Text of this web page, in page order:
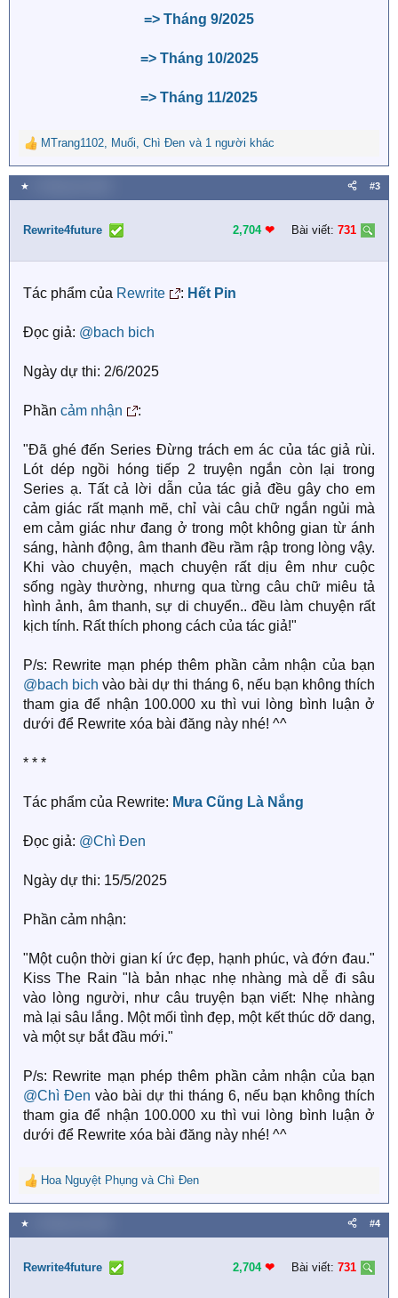
=> Tháng 9/2025
=> Tháng 10/2025
=> Tháng 11/2025
R
e
a
c
i
n
:
MTrang1102, Muối, Chì Đen và 1 người khác
★ #3
Rewrite4future 2,704 ❤︎ Bài viết: 731
Tác phẩm của Rewrite : Hết Pin
Đọc giả: @bach bich
Ngày dự thi: 2/6/2025
Phần cảm nhận :
"Đã ghé đến Series Đừng trách em ác của tác giả rùi.
Lót dép ngồi hóng tiếp 2 truyện ngắn còn lại trong
Series ạ. Tất cả lời dẫn của tác giả đều gây cho em
cảm giác rất mạnh mẽ, chỉ vài câu chữ ngắn ngủi mà
em cảm giác như đang ở trong một không gian từ ánh
sáng, hành động, âm thanh đều rầm rập trong lòng vậy.
Khi vào chuyện, mạch chuyện rất dịu êm như cuộc
sống ngày thường, nhưng qua từng câu chữ miêu tả
hình ảnh, âm thanh, sự di chuyển.. đều làm chuyện rất
kịch tính. Rất thích phong cách của tác giả!"
P/s: Rewrite mạn phép thêm phần cảm nhận của bạn
@bach bich vào bài dự thi tháng 6, nếu bạn không thích
tham gia để nhận 100.000 xu thì vui lòng bình luận ở
dưới để Rewrite xóa bài đăng này nhé! ^^
* * *
Tác phẩm của Rewrite: Mưa Cũng Là Nắng
Đọc giả: @Chì Đen
Ngày dự thi: 15/5/2025
Phần cảm nhận:
"Một cuộn thời gian kí ức đẹp, hạnh phúc, và đớn đau."
Kiss The Rain "là bản nhạc nhẹ nhàng mà dễ đi sâu
vào lòng người, như câu truyện bạn viết: Nhẹ nhàng
mà lại sâu lắng. Một mối tình đẹp, một kết thúc dỡ dang,
và một sự bắt đầu mới."
P/s: Rewrite mạn phép thêm phần cảm nhận của bạn
@Chì Đen vào bài dự thi tháng 6, nếu bạn không thích
tham gia để nhận 100.000 xu thì vui lòng bình luận ở
dưới để Rewrite xóa bài đăng này nhé! ^^
R
e
a
c
i
Hoa Nguyệt Phụng và Chì Đen
★ #4
Rewrite4future 2,704 ❤︎ Bài viết: 731